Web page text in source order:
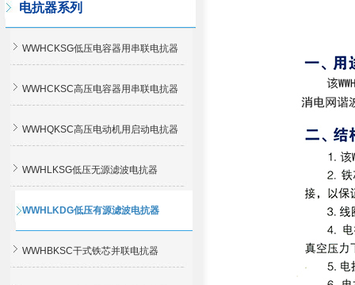
电抗器系列
WWHCKSG低压电容器用串联电抗器
WWHCKSC高压电容器用串联电抗器
WWHQKSC高压电动机用启动电抗器
WWHLKSG低压无源滤波电抗器
WWHLKDG低压有源滤波电抗器
WWHBKSC干式铁芯并联电抗器